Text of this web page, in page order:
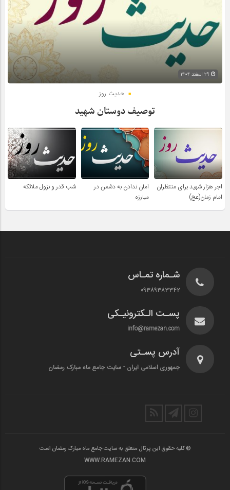
حدیث روز
توصیف دوستان شهید
اجر هزار شهید برای منتظران
امام زمان(عج)
امان ندادن به دشمن در
مبارزه
شب قدر و نزول ملائکه
شـماره تمـاس
۰۹۳۸۹۳۸۳۳۴۲
پسـت الـکترونیـکی
info@ramezan.com
آدرس پسـتی
جمهوری اسلامی ایران - سایت جامع ماه مبارک رمضان
© کلیه حقوق این پرتال متعلق به سایت جامع ماه مبارک رمضان است
WWW.RAMEZAN.COM